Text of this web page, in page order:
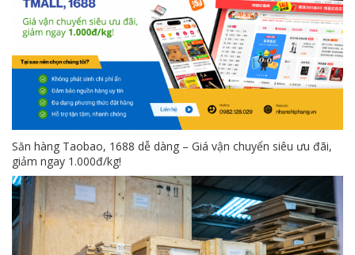
Săn hàng Taobao, 1688 dễ dàng – Giá vận chuyển siêu ưu đãi,
giảm ngay 1.000đ/kg!